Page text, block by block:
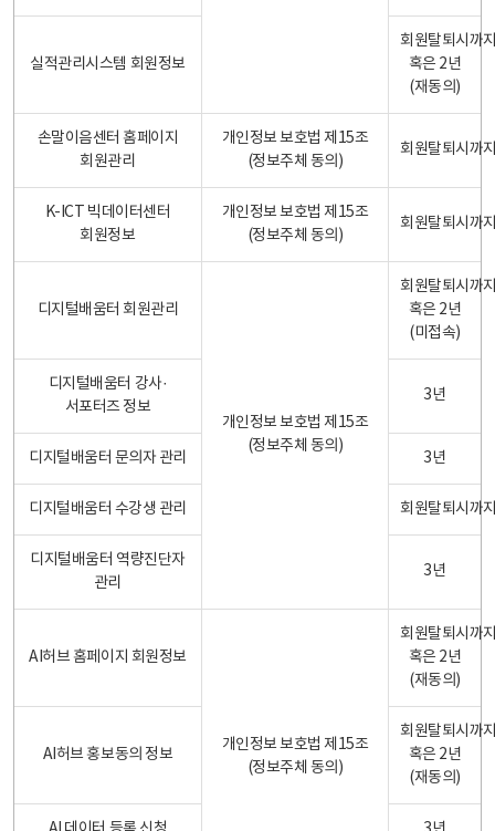
실적관리시스템 회원정보
회원탈퇴시까
혹은 2년
(재동의)
손말이음센터 홈페이지
회원관리
개인정보 보호법 제15조
(정보주체 동의)
회원탈퇴시까
K-ICT 빅데이터센터
회원정보
개인정보 보호법 제15조
(정보주체 동의)
회원탈퇴시까
디지털배움터 회원관리
개인정보 보호법 제15조
(정보주체 동의)
회원탈퇴시까
혹은 2년
(미접속)
디지털배움터 강사·
서포터즈 정보
3년
디지털배움터 문의자 관리 3년
디지털배움터 수강생 관리 회원탈퇴시까
디지털배움터 역량진단자
관리
3년
AI허브 홈페이지 회원정보
개인정보 보호법 제15조
(정보주체 동의)
회원탈퇴시까
혹은 2년
(재동의)
AI허브 홍보동의 정보
회원탈퇴시까
혹은 2년
(재동의)